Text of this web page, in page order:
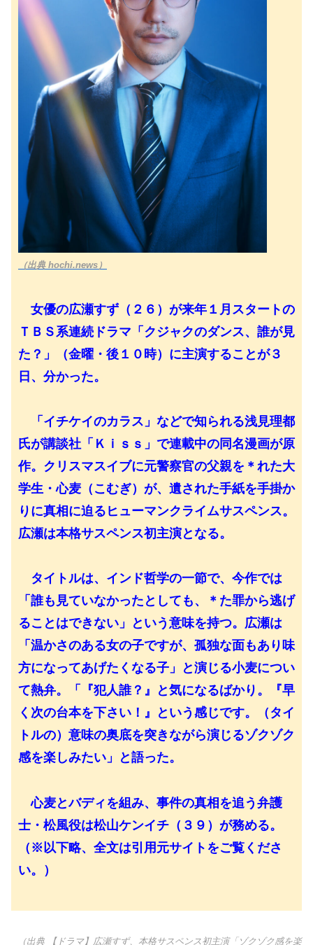
（出典 hochi.news）
女優の広瀬すず（２６）が来年１月スタートの
ＴＢＳ系連続ドラマ「クジャクのダンス、誰が見
た？」（金曜・後１０時）に主演することが３
日、分かった。
「イチケイのカラス」などで知られる浅見理都
氏が講談社「Ｋｉｓｓ」で連載中の同名漫画が原
作。クリスマスイブに元警察官の父親を＊れた大
学生・心麦（こむぎ）が、遺された手紙を手掛か
りに真相に迫るヒューマンクライムサスペンス。
広瀬は本格サスペンス初主演となる。
タイトルは、インド哲学の一節で、今作では
「誰も見ていなかったとしても、＊た罪から逃げ
ることはできない」という意味を持つ。広瀬は
「温かさのある女の子ですが、孤独な面もあり味
方になってあげたくなる子」と演じる小麦につい
て熱弁。「『犯人誰？』と気になるばかり。『早
く次の台本を下さい！』という感じです。（タイ
トルの）意味の奥底を突きながら演じるゾクゾク
感を楽しみたい」と語った。
心麦とバディを組み、事件の真相を追う弁護
士・松風役は松山ケンイチ（３９）が務める。
（※以下略、全文は引用元サイトをご覧くださ
い。）
（出典 【ドラマ】広瀬すず、本格サスペンス初主演「ゾクゾク感を楽